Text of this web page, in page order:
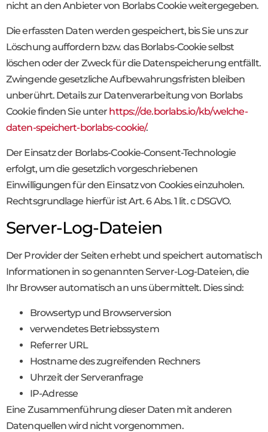
nicht an den Anbieter von Borlabs Cookie weitergegeben.
Die erfassten Daten werden gespeichert, bis Sie uns zur
Löschung auffordern bzw. das Borlabs-Cookie selbst
löschen oder der Zweck für die Datenspeicherung entfällt.
Zwingende gesetzliche Aufbewahrungsfristen bleiben
unberührt. Details zur Datenverarbeitung von Borlabs
Cookie finden Sie unter https://de.borlabs.io/kb/welche-
daten-speichert-borlabs-cookie/.
Der Einsatz der Borlabs-Cookie-Consent-Technologie
erfolgt, um die gesetzlich vorgeschriebenen
Einwilligungen für den Einsatz von Cookies einzuholen.
Rechtsgrundlage hierfür ist Art. 6 Abs. 1 lit. c DSGVO.
Server-Log-Dateien
Der Provider der Seiten erhebt und speichert automatisch
Informationen in so genannten Server-Log-Dateien, die
Ihr Browser automatisch an uns übermittelt. Dies sind:
Browsertyp und Browserversion
verwendetes Betriebssystem
Referrer URL
Hostname des zugreifenden Rechners
Uhrzeit der Serveranfrage
IP-Adresse
Eine Zusammenführung dieser Daten mit anderen
Datenquellen wird nicht vorgenommen.